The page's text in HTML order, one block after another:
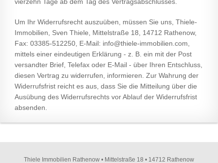
Um Ihr Widerrufsrecht auszuüben, müssen Sie uns, Thiele-
Immobilien, Sven Thiele, Mittelstraße 18, 14712 Rathenow,
Fax: 03385-512250, E-Mail: info@thiele-immobilien.com,
mittels einer eindeutigen Erklärung - z. B. ein mit der Post
versandter Brief, Telefax oder E-Mail - über Ihren Entschluss,
diesen Vertrag zu widerrufen, informieren. Zur Wahrung der
Widerrufsfrist reicht es aus, dass Sie die Mitteilung über die
Ausübung des Widerrufsrechts vor Ablauf der Widerrufsfrist
absenden.
Thiele Immobilien Rathenow • Mittelstraße 18 • 14712 Rathenow